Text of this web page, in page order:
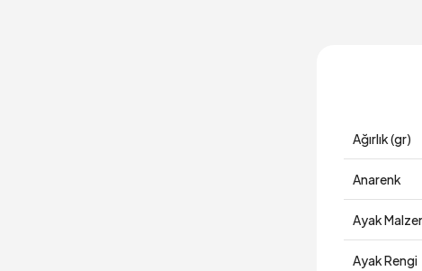
Ağırlık (gr)
Anarenk
Ayak
Ayak Rengi